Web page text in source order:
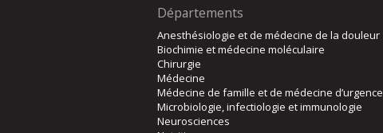
Départements
Anesthésiologie et de médecine de la douleur
Biochimie et médecine moléculaire
Chirurgie
Médecine
Médecine de famille et de médecine d’urgence
Microbiologie, infectiologie et immunologie
Neurosciences